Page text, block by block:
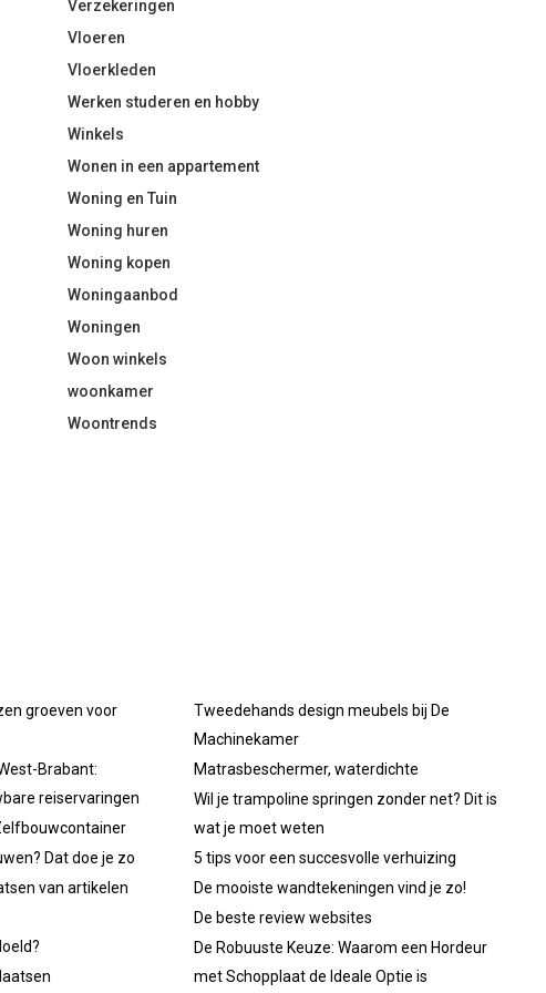
Verzekeringen
Vloeren
Vloerkleden
Werken studeren en hobby
Winkels
Wonen in een appartement
Woning en Tuin
Woning huren
Woning kopen
Woningaanbod
Woningen
Woon winkels
woonkamer
Woontrends
groeven voor
Brabant:
reiservaringen
Dat doe je zo
van artikelen
Tweedehands design meubels bij De
Machinekamer
Matrasbeschermer, waterdichte
Wil je trampoline springen zonder net? Dit is
wat je moet weten
5 tips voor een succesvolle verhuizing
De mooiste wandtekeningen vind je zo!
De beste review websites
De Robuuste Keuze: Waarom een Hordeur
met Schopplaat de Ideale Optie is